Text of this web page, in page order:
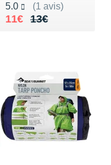
5.0
(1 avis)
Noté 5.0 sur 5
13€
Au lieu de 13€
11€
Vendu 11€